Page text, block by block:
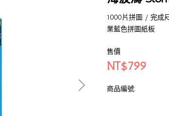
1000片拼圖 / 完成
業藍色拼圖紙板
售價
NT$799
商品編號: